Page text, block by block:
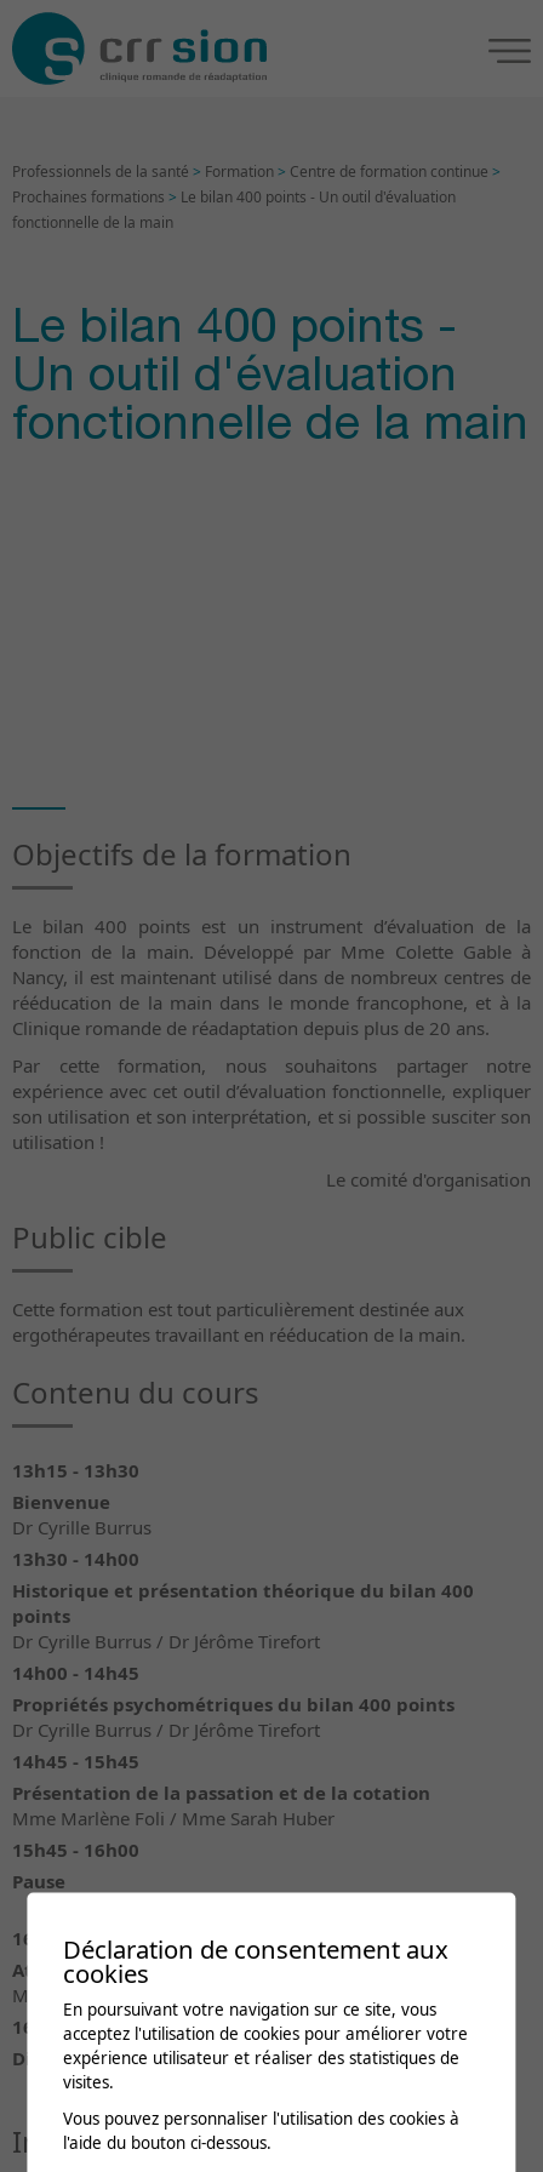
Professionnels de la santé > Formation> Centre de formation continue >
Prochaines formations > Le bilan 400 points - Un outil d'évaluation
fonctionnelle de la main
Le bilan 400 points -
Un outil d'évaluation
fonctionnelle de la main
Objectifs de la formation
Le bilan 400 points est un instrument d’évaluation de la
fonction de la main. Développé par Mme Colette Gable à
Nancy, il est maintenant utilisé dans de nombreux centres de
rééducation de la main dans le monde francophone, et à la
Clinique romande de réadaptation depuis plus de 20 ans.
Par cette formation, nous souhaitons partager notre
expérience avec cet outil d’évaluation fonctionnelle, expliquer
son utilisation et son interprétation, et si possible susciter son
utilisation !
Le comité d'organisation
Public cible
Cette formation est tout particulièrement destinée aux
ergothérapeutes travaillant en rééducation de la main.
Contenu du cours
13h15 - 13h30
Bienvenue
Dr Cyrille Burrus
13h30 - 14h00
Historique et présentation théorique du bilan 400
points
Dr Cyrille Burrus / Dr Jérôme Tirefort
14h00 - 14h45
Propriétés psychométriques du bilan 400 points
Dr Cyrille Burrus / Dr Jérôme Tirefort
14h45 - 15h45
Présentation de la passation et de la cotation
Mme Marlène Foli / Mme Sarah Huber
15h45 - 16h00
Pause
16h00 - 16h45
Ateliers pratiques
Mme Marlène Foli / Mme Sarah Huber
16h45 - 17h00
Discussion finale - Synthèse
Intervenants
Déclaration de consentement aux
cookies
En poursuivant votre navigation sur ce site, vous
acceptez l'utilisation de cookies pour améliorer votre
expérience utilisateur et réaliser des statistiques de
visites.
Vous pouvez personnaliser l'utilisation des cookies à
l'aide du bouton ci-dessous.